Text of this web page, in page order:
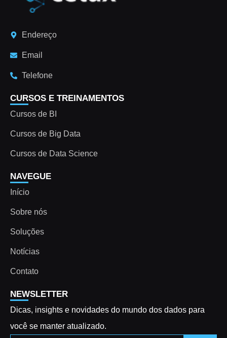
Endereço
Email
Telefone
CURSOS E TREINAMENTOS
Cursos de BI
Cursos de Big Data
Cursos de Data Science
NAVEGUE
Início
Sobre nós
Soluções
Notícias
Contato
NEWSLETTER
Dicas, insights e novidades do mundo dos dados para
você se manter atualizado.